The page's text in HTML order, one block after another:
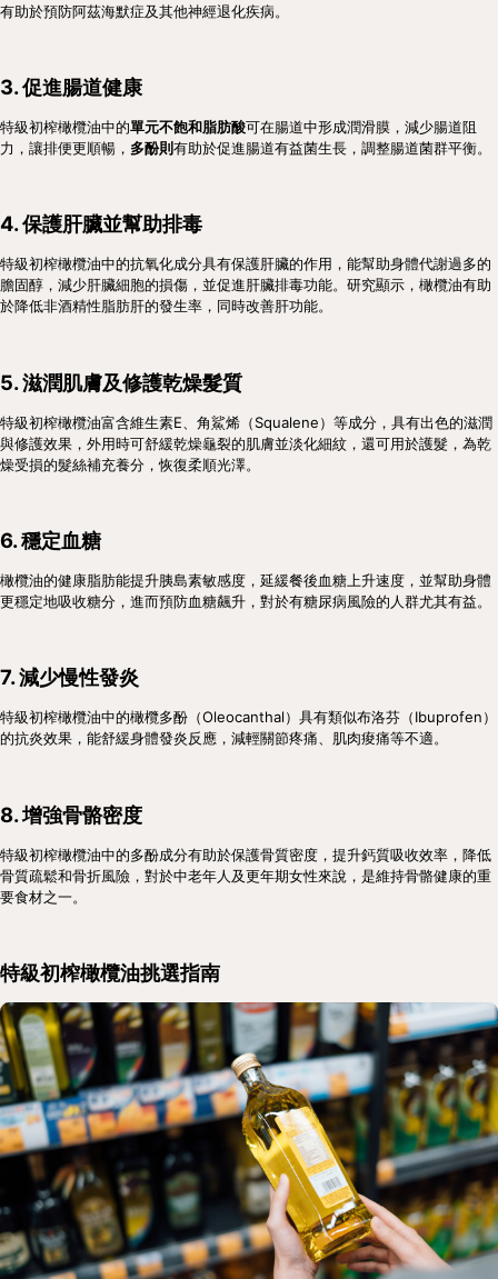
有助於預防阿茲海默症及其他神經退化疾病。
3. 促進腸道健康
特級初榨橄欖油中的單元不飽和脂肪酸可在腸道中形成潤滑膜，減少腸道阻
力，讓排便更順暢， 多酚則有助於促進腸道有益菌生長，調整腸道菌群平衡。
4. 保護肝臟並幫助排毒
特級初榨橄欖油中的抗氧化成分具有保護肝臟的作用，能幫助身體代謝過多的
膽固醇，減少肝臟細胞的損傷，並促進肝臟排毒功能。研究顯示，橄欖油有助
於降低非酒精性脂肪肝的發生率，同時改善肝功能。
5. 滋潤肌膚及修護乾燥髮質
特級初榨橄欖油富含維生素E、角鯊烯（Squalene）等成分，具有出色的滋潤
與修護效果，外用時可舒緩乾燥龜裂的肌膚並淡化細紋，還可用於護髮，為乾
燥受損的髮絲補充養分，恢復柔順光澤。
6. 穩定血糖
橄欖油的健康脂肪能提升胰島素敏感度，延緩餐後血糖上升速度，並幫助身體
更穩定地吸收糖分，進而預防血糖飆升，對於有糖尿病風險的人群尤其有益。
7. 減少慢性發炎
特級初榨橄欖油中的橄欖多酚（Oleocanthal）具有類似布洛芬（Ibuprofen）
的抗炎效果，能舒緩身體發炎反應，減輕關節疼痛、肌肉痠痛等不適。
8. 增強骨骼密度
特級初榨橄欖油中的多酚成分有助於保護骨質密度，提升鈣質吸收效率，降低
骨質疏鬆和骨折風險，對於中老年人及更年期女性來說，是維持骨骼健康的重
要食材之一。
特級初榨橄欖油挑選指南